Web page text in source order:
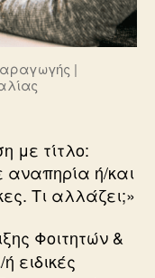
|
με τίτλο:
αναπηρία ή/και
Τι αλλάζει;»
Φοιτητών &
ειδικές